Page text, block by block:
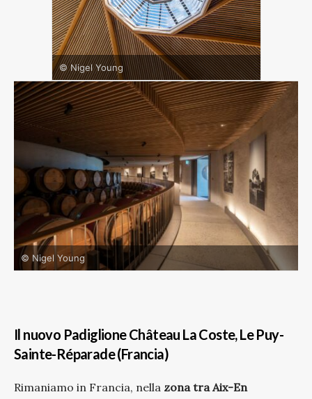
© Nigel Young
© Nigel Young
Il nuovo Padiglione Château La Coste, Le Puy-
Sainte-Réparade (Francia)
Rimaniamo in Francia, nella zona tra Aix-En